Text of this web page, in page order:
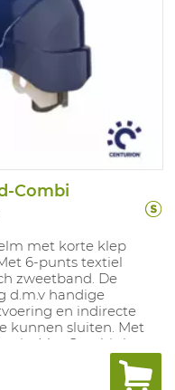
Combi
met korte klep
6-punts textiel
zweetband. De
d.m.v handige
en indirecte
kunnen sluiten. Met
Met Combi slot
groen, zwart, geel